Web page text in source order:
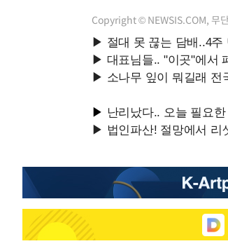
Copyright © NEWSIS.COM, 무